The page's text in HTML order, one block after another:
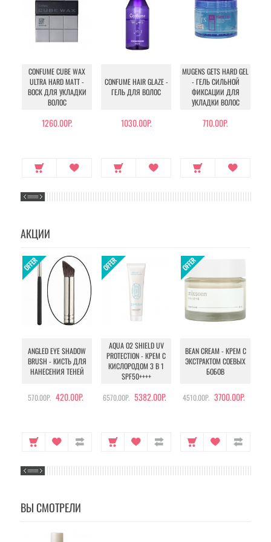
CONFUME CUBE WAX
ULTRA HARD MATT -
ВОСК ДЛЯ УКЛАДКИ
ВОЛОС
1260.00Р.
CONFUME HAIR GLAZE -
ГЕЛЬ ДЛЯ ВОЛОС
1030.00Р.
MUGENS GETS HARD GEL
- ГЕЛЬ СИЛЬНОЙ
ФИКСАЦИИ ДЛЯ
УКЛАДКИ ВОЛОС
710.00Р.
АКЦИИ
ANGLED EYE SHADOW
BRUSH - КИСТЬ ДЛЯ
НАНЕСЕНИЯ ТЕНЕЙ
570.00Р. 420.00Р.
AQUA O2 SHIELD UV
PROTECTION - КРЕМ С
КИСЛОРОДОМ 3 В 1
SPF50++++
6570.00Р. 5382.00Р.
BEAN CREAM - КРЕМ С
ЭКСТРАКТОМ СОЕВЫХ
БОБОВ
4510.00Р. 3700.00Р.
ВЫ СМОТРЕЛИ